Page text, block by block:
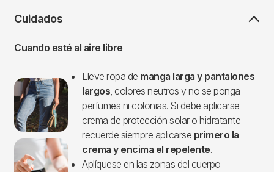
Cuidados
Cuando esté al aire libre
Imagen
Lleve ropa de manga larga y pantalones
largos, colores neutros y no se ponga
perfumes ni colonias. Si debe aplicarse
crema de protección solar o hidratante
recuerde siempre aplicarse primero la
crema y encima el repelente.
Aplíquese en las zonas del cuerpo